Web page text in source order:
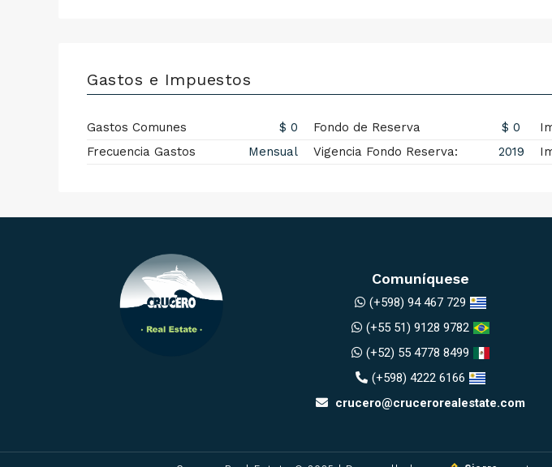
Gastos e Impuestos
Gastos Comunes
$ 0
Frecuencia Gastos
Mensual
Fondo de Reserva
Vigencia Fondo Reserva:
2019
Comuníquese
(+598) 94 467 729
(+55 51) 9128 9782
(+52) 55 4778 8499
(+598) 4222 6166
crucero@crucerorealestate.com